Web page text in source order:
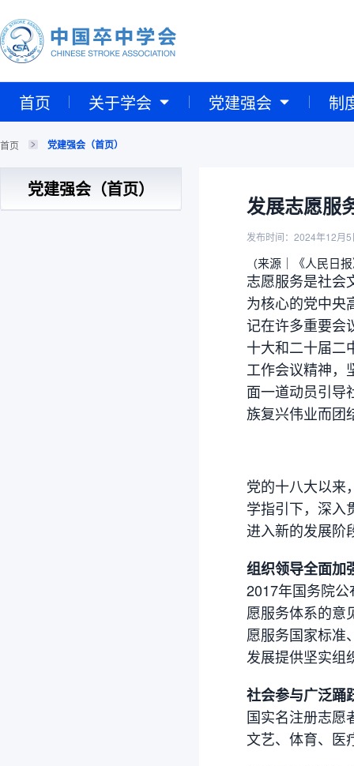
首页 关于学会 党建强会 制
首页 党建强会（首页）
党建强会（首页）
发展志愿服
发布时间：2024年12月5
（来源｜《人民日
志愿服务是社会
为核心的党中央
记在许多重要会
十大和二十届二
工作会议精神，
面一道动员引导
族复兴伟业而团
党的十八大以来
学指引下，深入
进入新的发展阶
组织领导全面加
2017年国务院
愿服务体系的意
愿服务国家标准
发展提供坚实组
社会参与广泛踊
国实名注册志愿
文艺、体育、医